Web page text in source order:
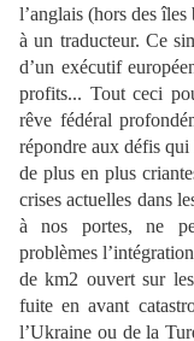
l’anglais (hors des îles
à un traducteur. Ce
d’un exécutif
profits... Tout ceci
rêve fédéral
répondre aux défis qui
de plus en plus
crises actuelles dans
à nos portes, ne
problèmes
de km2 ouvert sur
fuite en avant
l’Ukraine ou de la